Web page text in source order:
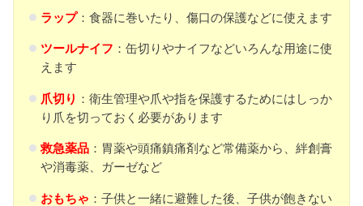
ラップ：食器に巻いたり、傷口の保護などに使えます
ツールナイフ ：缶切りやナイフなどいろんな用途に使
えます
爪切り ：衛生管理や爪や指を保護するためにはしっか
り爪を切っておく必要があります
救急薬品：胃薬や頭痛鎮痛剤など常備薬から、絆創膏
や消毒薬、ガーゼなど
おもちゃ ：子供と一緒に避難した後、子供が飽きない